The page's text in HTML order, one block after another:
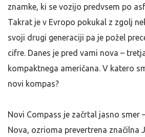
znamke, ki se vozijo predvsem po
Takrat je v Evropo pokukal z zgolj
svoji drugi generaciji pa je požel
cifre. Danes je pred vami nova –
kompaktnega američana. V katero
novi kompas?
Novi Compass je začrtal jasno smer
Nova, ozrioma prevertrena značilna